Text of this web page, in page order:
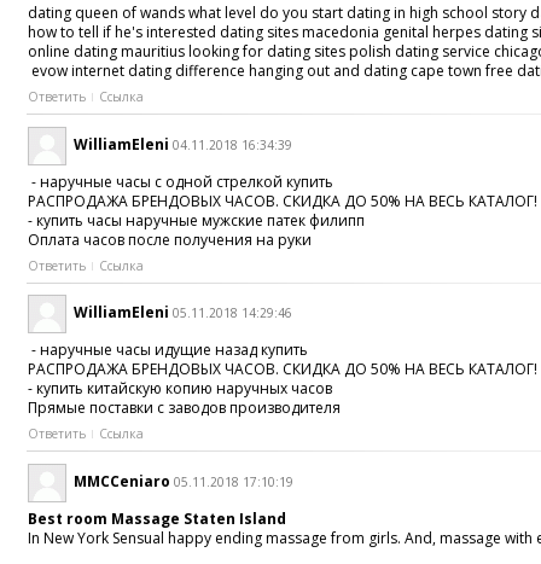
dating queen of wands what level do you start dating in high school
how to tell if he's interested dating sites macedonia genital herpes
online dating mauritius looking for dating sites polish dating service
evow internet dating difference hanging out and dating cape town free
Ответить Ссылка
WilliamEleni 04.11.2018 16:34:39
- наручные часы с одной стрелкой купить
РАСПРОДАЖА БРЕНДОВЫХ ЧАСОВ. СКИДКА ДО 50% НА ВЕСЬ
- купить часы наручные мужские патек филипп
Оплата часов после получения на руки
Ответить Ссылка
WilliamEleni 05.11.2018 14:29:46
- наручные часы идущие назад купить
РАСПРОДАЖА БРЕНДОВЫХ ЧАСОВ. СКИДКА ДО 50% НА ВЕСЬ
- купить китайскую копию наручных часов
Прямые поставки с заводов производителя
Ответить Ссылка
MMCCeniaro 05.11.2018 17:10:19
Best room Massage Staten Island
In New York Sensual happy ending massage from girls. And, massage